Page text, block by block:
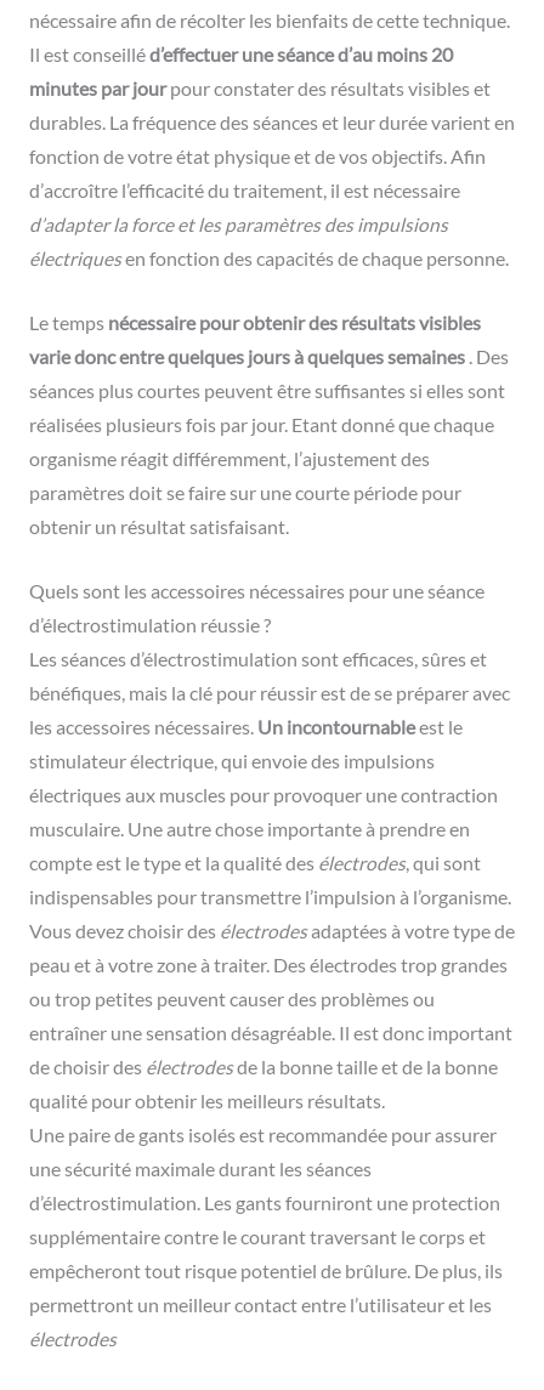
nécessaire afin de récolter les bienfaits de cette technique.
Il est conseilléd’effectuer une séance d’au moins 20
minutes par jourpour constater des résultats visibles et
durables. La fréquence des séances et leur durée varient en
fonction de votre état physique et de vos objectifs. Afin
d’accroître l’efficacité du traitement, il est nécessaire
d’adapter la force et les paramètres des impulsions
électriquesen fonction des capacités de chaque personne.
Le temps nécessaire pour obtenir des résultats visibles
varie donc entre quelques jours à quelques semaines . Des
séances plus courtes peuvent être suffisantes si elles sont
réalisées plusieurs fois par jour. Etant donné que chaque
organisme réagit différemment, l’ajustement des
paramètres doit se faire sur une courte période pour
obtenir un résultat satisfaisant.
Quels sont les accessoires nécessaires pour une séance
d’électrostimulation réussie ?
Les séances d’électrostimulation sont efficaces, sûres et
bénéfiques, mais la clé pour réussir est de se préparer avec
les accessoires nécessaires. Un incontournableest le
stimulateur électrique, qui envoie des impulsions
électriques aux muscles pour provoquer une contraction
musculaire. Une autre chose importante à prendre en
compte est le type et la qualité des électrodes, qui sont
indispensables pour transmettre l’impulsion à l’organisme.
Vous devez choisir des électrodesadaptées à votre type de
peau et à votre zone à traiter. Des électrodes trop grandes
ou trop petites peuvent causer des problèmes ou
entraîner une sensation désagréable. Il est donc important
de choisir des électrodesde la bonne taille et de la bonne
qualité pour obtenir les meilleurs résultats.
Une paire de gants isolés est recommandée pour assurer
une sécurité maximale durant les séances
d’électrostimulation. Les gants fourniront une protection
supplémentaire contre le courant traversant le corps et
empêcheront tout risque potentiel de brûlure. De plus, ils
permettront un meilleur contact entre l’utilisateur et les
électrodes